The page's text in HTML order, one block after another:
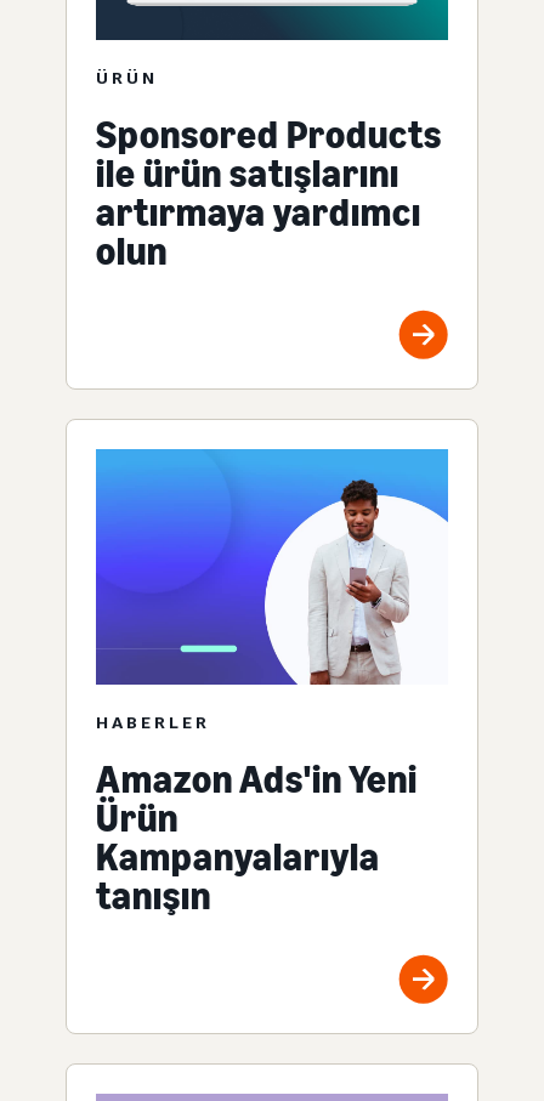
ÜRÜN
Sponsored Products
ile ürün satışlarını
artırmaya yardımcı
olun
HABERLER
Amazon Ads'in Yeni
Ürün
Kampanyalarıyla
tanışın